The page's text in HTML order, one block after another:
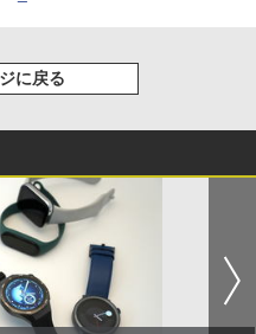
に戻る